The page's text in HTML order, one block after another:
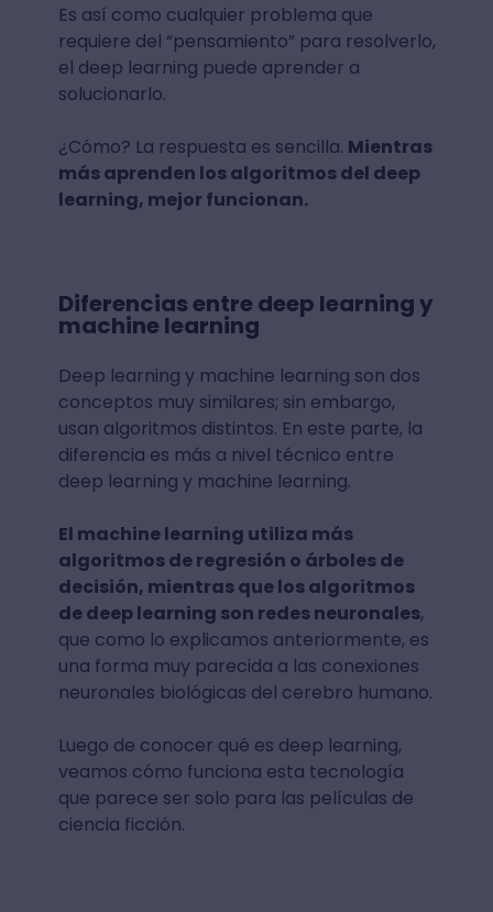
Es así como cualquier problema que
requiere del “pensamiento” para resolverlo,
el deep learning puede aprender a
solucionarlo.
¿Cómo? La respuesta es sencilla. Mientras
más aprenden los algoritmos del deep
learning, mejor funcionan.
Diferencias entre deep learning y
machine learning
Deep learning y machine learning son dos
conceptos muy similares; sin embargo,
usan algoritmos distintos. En este parte, la
diferencia es más a nivel técnico entre
deep learning y machine learning.
El machine learning utiliza más
algoritmos de regresión o árboles de
decisión, mientras que los algoritmos
de deep learning son redes neuronales,
que como lo explicamos anteriormente, es
una forma muy parecida a las conexiones
neuronales biológicas del cerebro humano.
Luego de conocer qué es deep learning,
veamos cómo funciona esta tecnología
que parece ser solo para las películas de
ciencia ficción.